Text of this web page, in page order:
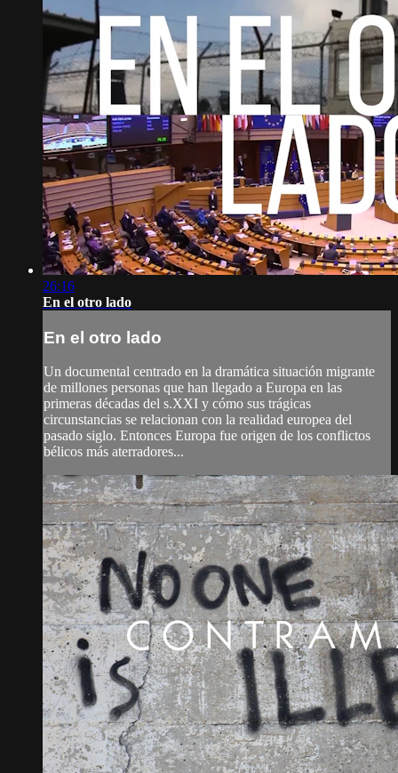
26:16
En el otro lado
En el otro lado
Un documental centrado en la dramática situación migrante
de millones personas que han llegado a Europa en las
primeras décadas del s.XXI y cómo sus trágicas
circunstancias se relacionan con la realidad europea del
pasado siglo. Entonces Europa fue origen de los conflictos
bélicos más aterradores...